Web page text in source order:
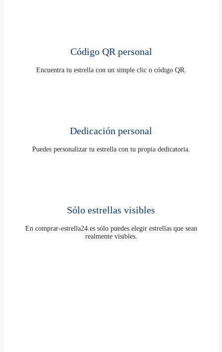
Código QR personal
Encuentra tu estrella con un simple clic o código QR.
Dedicación personal
Puedes personalizar tu estrella con tu propia dedicatoria.
Sólo estrellas visibles
En comprar-estrella24.es sólo puedes elegir estrellas que sean
realmente visibles.